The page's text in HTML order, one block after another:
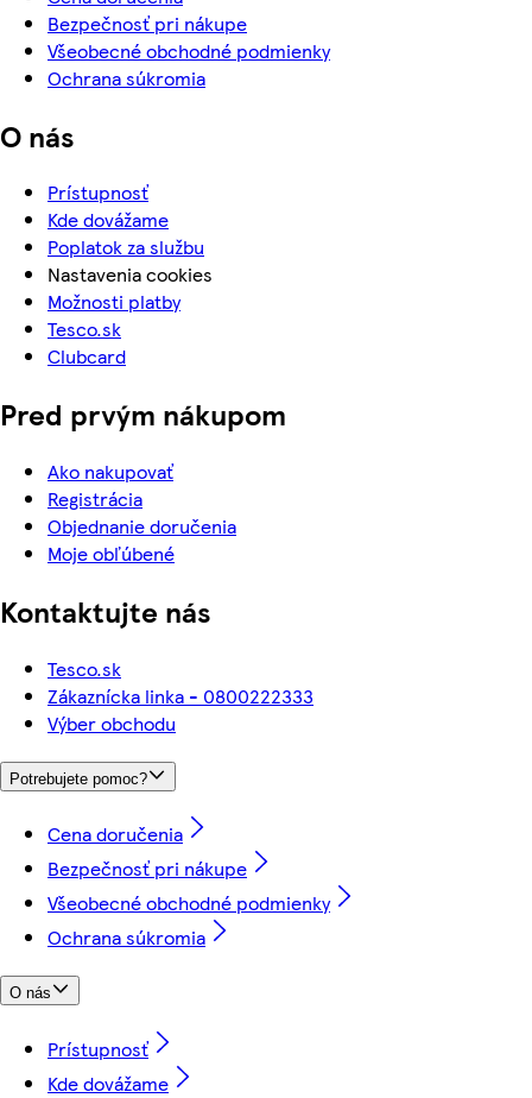
Bezpečnosť pri nákupe
Všeobecné obchodné podmienky
Ochrana súkromia
O nás
Prístupnosť
Kde dovážame
Poplatok za službu
Nastavenia cookies
Možnosti platby
Tesco.sk
Clubcard
Pred prvým nákupom
Ako nakupovať
Registrácia
Objednanie doručenia
Moje obľúbené
Kontaktujte nás
Tesco.sk
Zákaznícka linka - 0800222333
Výber obchodu
Potrebujete pomoc?
Cena doručenia
Bezpečnosť pri nákupe
Všeobecné obchodné podmienky
Ochrana súkromia
O nás
Prístupnosť
Kde dovážame